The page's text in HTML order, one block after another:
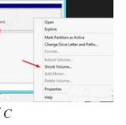
C